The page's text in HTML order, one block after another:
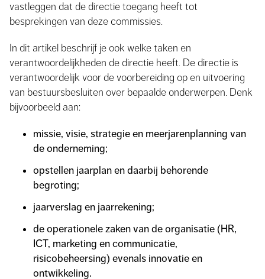
vastleggen dat de directie toegang heeft tot
besprekingen van deze commissies.
In dit artikel beschrijf je ook welke taken en
verantwoordelijkheden de directie heeft. De directie is
verantwoordelijk voor de voorbereiding op en uitvoering
van bestuursbesluiten over bepaalde onderwerpen. Denk
bijvoorbeeld aan:
missie, visie, strategie en meerjarenplanning van
de onderneming;
opstellen jaarplan en daarbij behorende
begroting;
jaarverslag en jaarrekening;
de operationele zaken van de organisatie (HR,
ICT, marketing en communicatie,
risicobeheersing) evenals innovatie en
ontwikkeling.